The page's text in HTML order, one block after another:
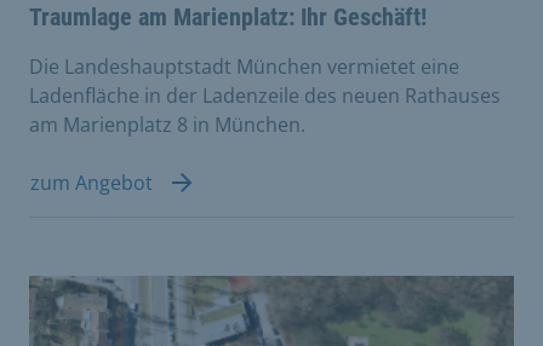
Traumlage am Marienplatz: Ihr Geschäft!
Die Landeshauptstadt München vermietet eine
Ladenfläche in der Ladenzeile des neuen Rathauses
am Marienplatz 8 in München.
zum Angebot